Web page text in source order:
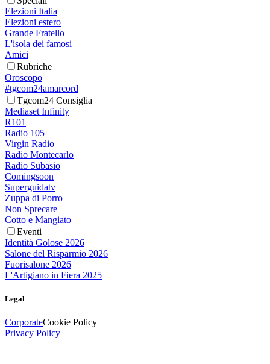
Elezioni Italia
Elezioni estero
Grande Fratello
L'isola dei famosi
Amici
Rubriche
Oroscopo
#tgcom24amarcord
Tgcom24 Consiglia
Mediaset Infinity
R101
Radio 105
Virgin Radio
Radio Montecarlo
Radio Subasio
Comingsoon
Superguidatv
Zuppa di Porro
Non Sprecare
Cotto e Mangiato
Eventi
Identità Golose 2026
Salone del Risparmio 2026
Fuorisalone 2026
L'Artigiano in Fiera 2025
Legal
CorporateCookie Policy
Privacy Policy